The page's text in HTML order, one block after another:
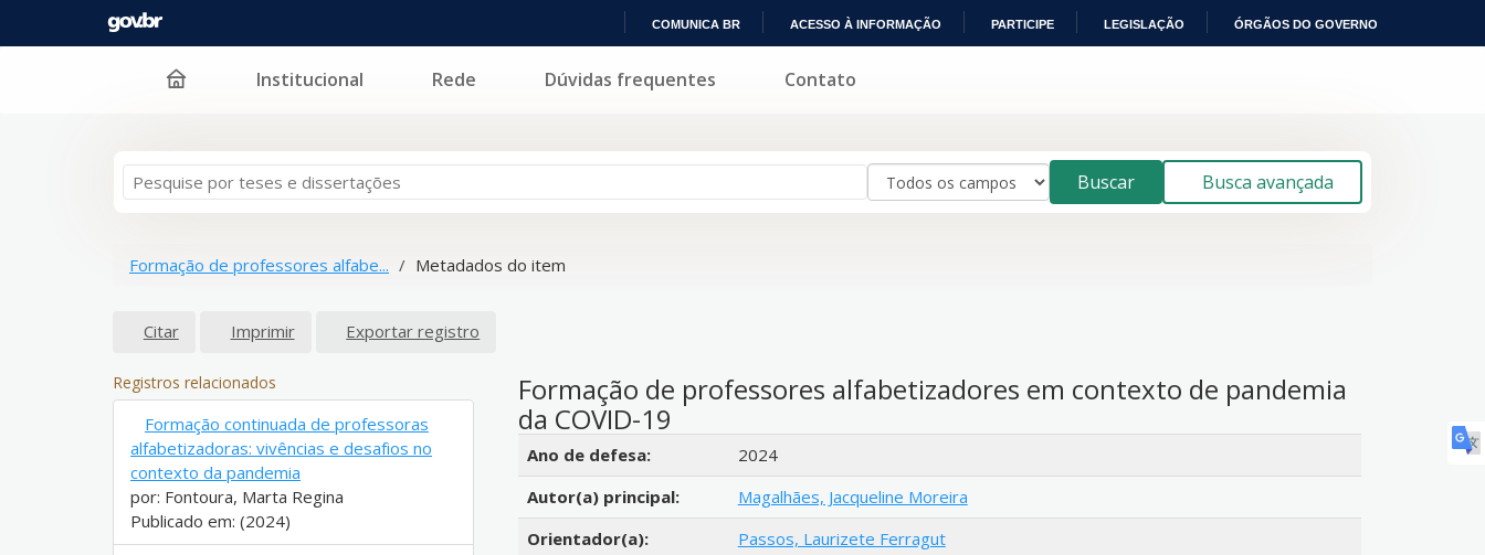
COMUNICA BR ACESSO À INFORMAÇÃO PARTICIPE LEGISLAÇÃO ÓRGÃOS DO GOVERNO
Pular para o conteúdo Institucional Rede Dúvidas frequentes Contato
Buscar Busca avançada
Formação de professores alfabe... Metadados do item
Citar Imprimir Exportar registro
Formação de professores alfabetizadores em contexto de pandemia
da COVID-19
Detalhes bibliográficos
Ano de defesa:
2024
Autor(a) principal:
Magalhães, Jacqueline Moreira
Orientador(a):
Passos, Laurizete Ferragut
Registros relacionados
Formação continuada de professoras
alfabetizadoras: vivências e desafios no
contexto da pandemia
por: Fontoura, Marta Regina
Publicado em: (2024)